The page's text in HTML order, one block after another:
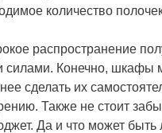
количество
распространение
силами. Конечно, шкафы
сделать их
Также не стоит
Да и что может быть